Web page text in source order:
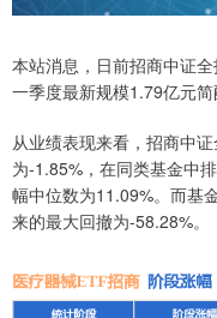
本站消息，日前招商中证
一季度最新规模1.79亿元简
从业绩表现来看，招商中
为-1.85%，在同类基金中
幅中位数为11.09%。而基
来的最大回撤为-58.28%。